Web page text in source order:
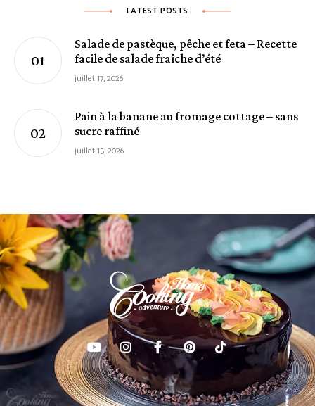
LATEST POSTS
Salade de pastèque, pêche et feta – Recette
facile de salade fraîche d’été
juillet 17, 2026
Pain à la banane au fromage cottage – sans
sucre raffiné
juillet 15, 2026